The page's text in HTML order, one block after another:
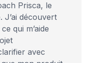
Prisca, le
J’ai découvert
qui m’aide
avec